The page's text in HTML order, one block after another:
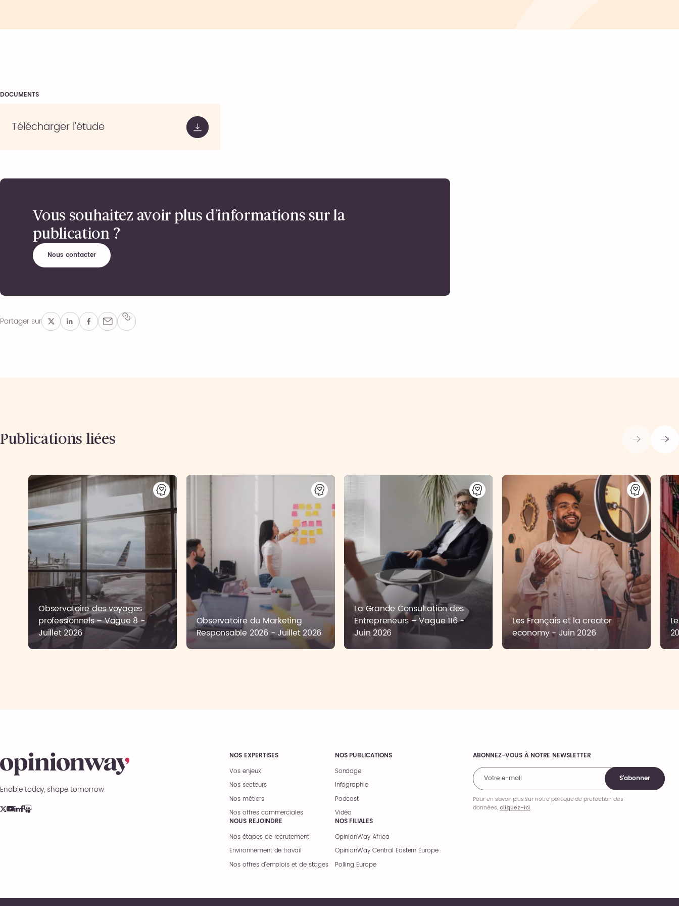
DOCUMENTS
Télécharger l'étude
Vous souhaitez avoir plus d’informations sur la
publication ?
Nous contacter
Partager sur
Publications liées
Observatoire des voyages
professionnels – Vague 8 -
Juillet 2026
Observatoire du Marketing
Responsable 2026 - Juillet 2026
La Grande Consultation des
Entrepreneurs – Vague 116 -
Juin 2026
Les Français et la creator
economy - Juin 2026
Enable today, shape tomorrow.
NOS EXPERTISES
Vos enjeux
Nos secteurs
Nos métiers
Nos offres commerciales
NOS PUBLICATIONS
Sondage
Infographie
Podcast
Vidéo
NOUS REJOINDRE
Nos étapes de recrutement
Environnement de travail
Nos offres d’emplois et de stages
NOS FILIALES
OpinionWay Africa
OpinionWay Central Eastern Europe
Polling Europe
Comments
ABONNEZ-VOUS À NOTRE NEWSLETTER
S'abonner
Pour en savoir plus sur notre politique de protection des
données,cliquez-ici.